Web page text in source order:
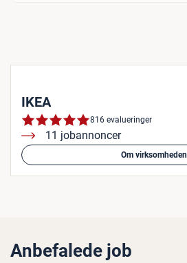
IKEA
816 evalueringer
11 jobannoncer
Om virksomheden
Anbefalede job